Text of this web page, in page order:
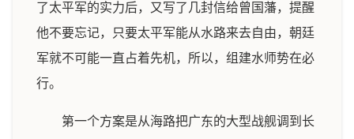
了太平军的实力后，又写了几封信给曾国藩，提醒
他不要忘记，只要太平军能从水路来去自由，朝廷
军就不可能一直占着先机，所以，组建水师势在必
行。
第一个方案是从海路把广东的大型战舰调到长